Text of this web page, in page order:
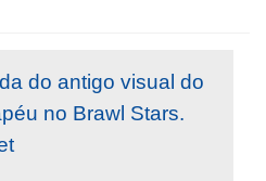
do antigo visual do
no Brawl Stars.